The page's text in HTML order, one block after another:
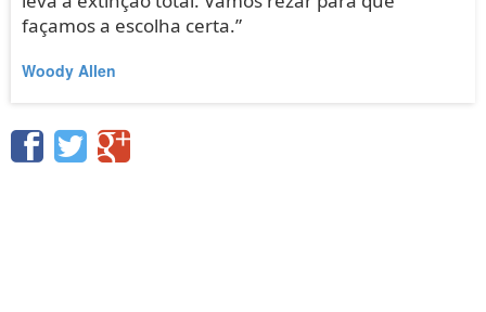
façamos a escolha certa.”
Woody Allen